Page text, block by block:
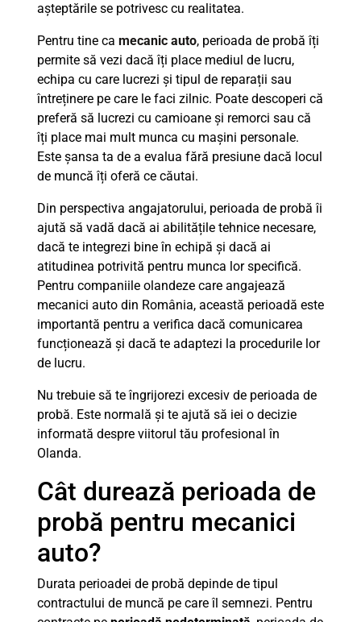
așteptările se potrivesc cu realitatea.
Pentru tine ca mecanic auto, perioada de probă îți
permite să vezi dacă îți place mediul de lucru,
echipa cu care lucrezi și tipul de reparații sau
întreținere pe care le faci zilnic. Poate descoperi că
preferă să lucrezi cu camioane și remorci sau că
îți place mai mult munca cu mașini personale.
Este șansa ta de a evalua fără presiune dacă locul
de muncă îți oferă ce căutai.
Din perspectiva angajatorului, perioada de probă îi
ajută să vadă dacă ai abilitățile tehnice necesare,
dacă te integrezi bine în echipă și dacă ai
atitudinea potrivită pentru munca lor specifică.
Pentru companiile olandeze care angajează
mecanici auto din România, această perioadă este
importantă pentru a verifica dacă comunicarea
funcționează și dacă te adaptezi la procedurile lor
de lucru.
Nu trebuie să te îngrijorezi excesiv de perioada de
probă. Este normală și te ajută să iei o decizie
informată despre viitorul tău profesional în
Olanda.
Cât durează perioada de
probă pentru mecanici
auto?
Durata perioadei de probă depinde de tipul
contractului de muncă pe care îl semnezi. Pentru